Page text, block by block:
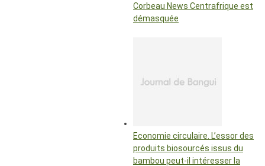
Corbeau News Centrafrique est
démasquée
Economie circulaire. L’essor des
produits biosourcés issus du
bambou peut-il intéresser la